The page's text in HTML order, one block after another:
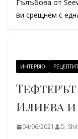
Гълъбова от
ви срещнем с
ИНТЕРВЮ
Илиева
04/06/2021 D.